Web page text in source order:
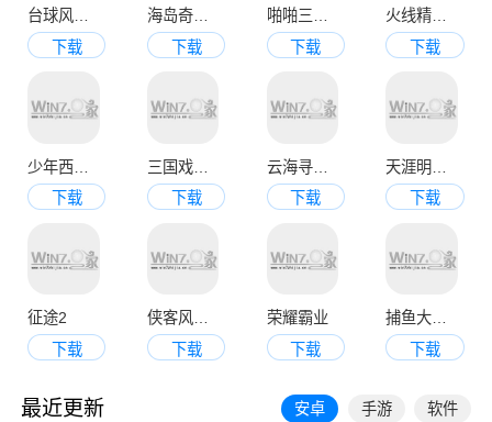
台球风云手机版
下载
海岛奇兵九游官方版
下载
啪啪三国2变态版
下载
火线精英手机版
下载
下载
三国戏魏传
下载
云海寻仙记
下载
下载
征途2
下载
侠客风云传online
下载
荣耀霸业
下载
下载
最近更新 安卓 手游 软件